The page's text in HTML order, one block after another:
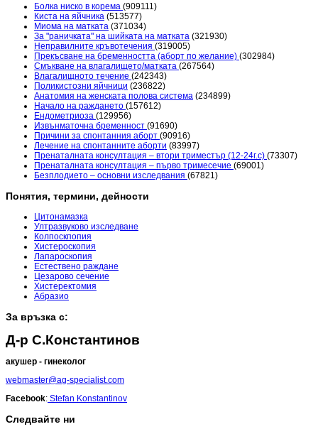
Болка ниско в корема (909111)
Киста на яйчника (513577)
Миома на матката (371034)
За "раничката" на шийката на матката (321930)
Неправилните кръвотечения (319005)
Прекъсване на бременността (аборт по желание) (302984)
Смъкване на влагалището/матката (267564)
Влагалищното течение (242343)
Поликистозни яйчници (236822)
Анатомия на женската полова система (234899)
Начало на раждането (157612)
Ендометриоза (129956)
Извънматочна бременност (91690)
Причини за спонтанния аборт (90916)
Лечение на спонтанните аборти (83997)
Пренаталната консултация – втори триместър (12-24г.с) (73307)
Пренаталната консултация – първо тримесечие (69001)
Безплодието – основни изследвания (67821)
Понятия, термини, дейности
Цитонамазка
Ултразвуково изследване
Колпоскпопия
Хистероскопия
Лапароскопия
Естествено раждане
Цезарово сечение
Хистеректомия
Абразио
За връзка с:
Д-р С.Константинов
акушер - гинеколог
webmaster@ag-specialist.com
Facebook: Stefan Konstantinov
Следвайте ни